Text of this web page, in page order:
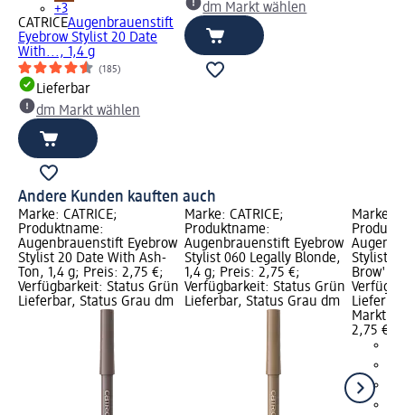
+3
CATRICEAugenbrauenstift
Eyebrow Stylist 20 Date
With..., 1,4 g
(185)
Lieferbar
dm Markt wählen
dm Markt wählen
Andere Kunden kauften auch
Marke: CATRICE;
Produktname:
Augenbrauenstift Eyebrow
Stylist 20 Date With Ash-
Ton, 1,4 g; Preis: 2,75 €;
Verfügbarkeit: Status Grün
Lieferbar, Status Grau dm
Marke: CATRICE;
Produktname:
Augenbrauenstift Eyebrow
Stylist 060 Legally Blonde,
1,4 g; Preis: 2,75 €;
Verfügbarkeit: Status Grün
Lieferbar, Status Grau dm
Marke:
Stylist
Brow'n,
Markt
2,75 €